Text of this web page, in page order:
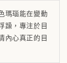
瑪瑙能在變動
躁，專注於目
內心真正的目